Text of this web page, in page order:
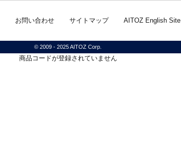
お問い合わせ サイトマップ AITOZ English Site
© 2009 - 2025 AITOZ Corp.
商品コードが登録されていません